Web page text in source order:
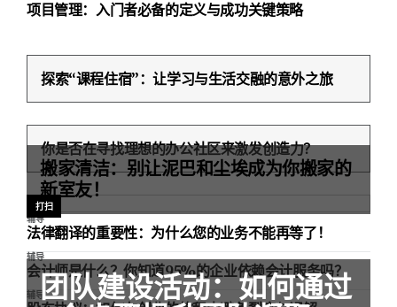
项目管理：入门者必备的定义与成功关键策略
探索“课程住宿”：让学习与生活交融的意外之旅
你是否在寻找理想的办公社区来激发创造力？
搬家清洁：别让泥巴和尘埃成为你搬家的
新室友！
打扫
法律翻译的重要性：为什么您的业务不能再等了！
辅导
会计师是什么？你知道95%的企业依赖会计服务吗？
辅导
辅导团队建设活动：如何通过